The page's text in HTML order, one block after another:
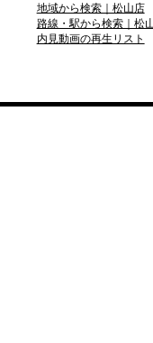
地域から検索｜松山店
路線・駅から検索｜松
内見動画の再生リスト